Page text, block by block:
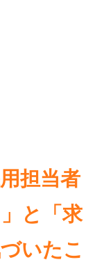
担当者
と「求
いたこ